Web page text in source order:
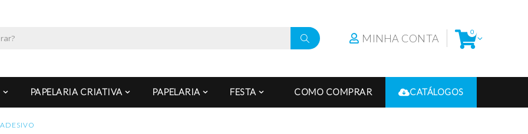
MINHA CONTA 0
PAPELARIA CRIATIVA PAPELARIA FESTA COMO COMPRAR CATÁLOGOS
ADESIVO